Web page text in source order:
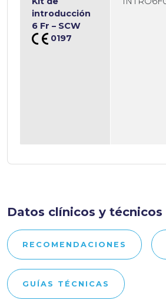
introducción
6 Fr – SCW
0197
Datos clínicos y técnicos
RECOMENDACIONES
GUÍAS TÉCNICAS